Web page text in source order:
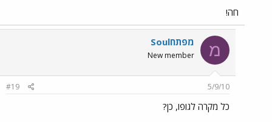
חה!
מ מפתחSoul
New member
5/9/10
#19
כל מקרה לגופו, כן?